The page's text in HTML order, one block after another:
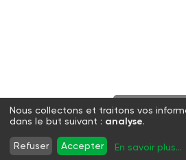
S'abonner
Twitter Facebook
WhatsApp
Nous collectons et traitons vos
dans le but suivant : analyse.
Refuser Accepter En savoir plus...